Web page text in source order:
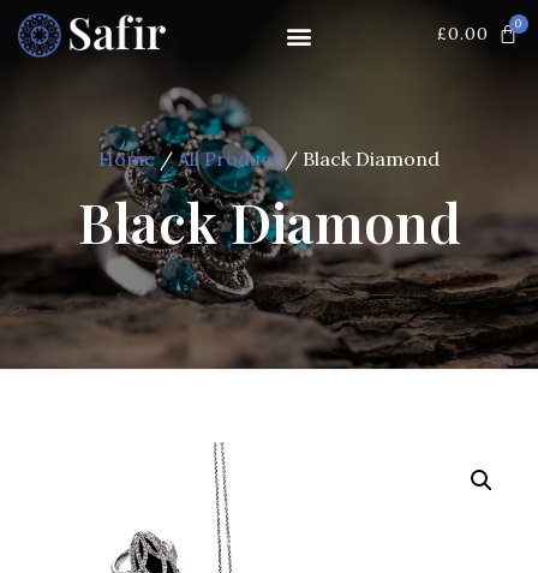
£0.00 0
Home/All Product/ Black Diamond
Black Diamond